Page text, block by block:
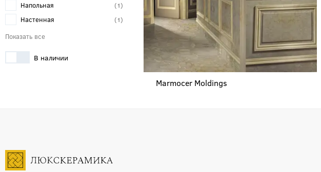
20x20 162
120x278 150
120x280
20x120
80x160
59x59
7.5x30
Напольная 1
Настенная 1
В наличии
Marmocer Moldings